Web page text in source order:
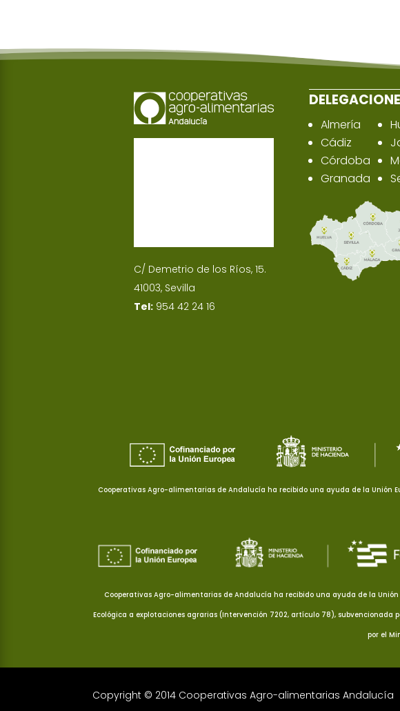
C/ Demetrio de los Ríos, 15.
41003, Sevilla
Tel: 954 42 24 16
Almería
Cádiz
Córdoba
Granada
Cooperativas Agro-alimentarias de Andalucía ha recibido una ayuda de la Unión
Cooperativas Agro-alimentarias de Andalucía ha recibido una ayuda de la Unión
Ecológica a explotaciones agrarias (Intervención 7202, artículo 78),
por el
Copyright © 2014 Cooperativas Agro-alimentarias Andalucía